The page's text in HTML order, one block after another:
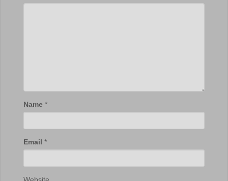
Name *
Email *